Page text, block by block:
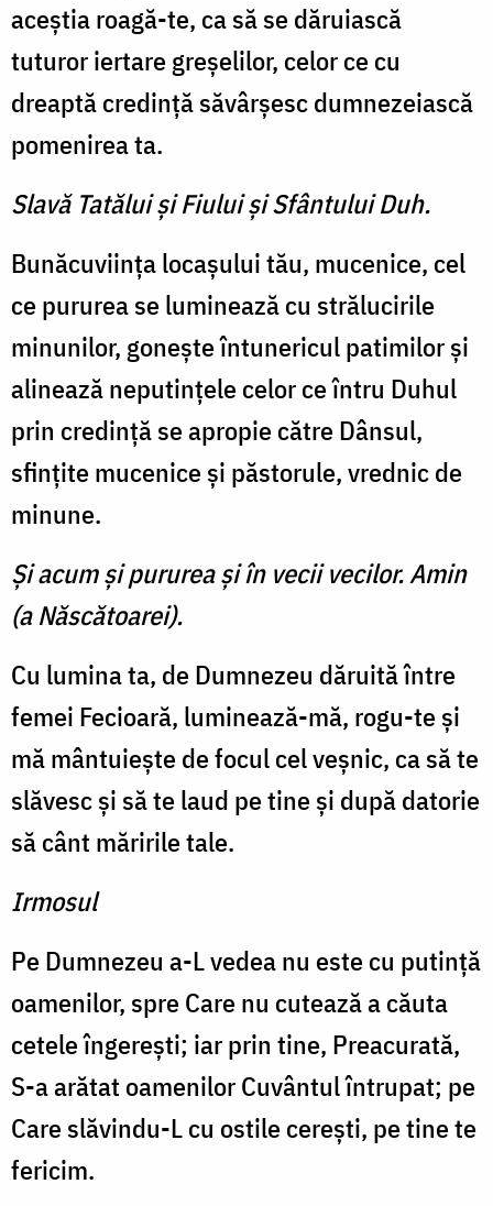
aceştia roagă-te, ca să se dăruiască
tuturor iertare greşelilor, celor ce cu
dreaptă credinţă săvârşesc dumnezeiască
pomenirea ta.
Slavă Tatălui şi Fiului şi Sfântului Duh.
Bunăcuviinţa locaşului tău, mucenice, cel
ce pururea se luminează cu strălucirile
minunilor, goneşte întunericul patimilor şi
alinează neputinţele celor ce întru Duhul
prin credinţă se apropie către Dânsul,
sfinţite mucenice şi păstorule, vrednic de
minune.
Şi acum şi pururea şi în vecii vecilor. Amin
(a Născătoarei).
Cu lumina ta, de Dumnezeu dăruită între
femei Fecioară, luminează-mă, rogu-te şi
mă mântuieşte de focul cel veşnic, ca să te
slăvesc şi să te laud pe tine şi după datorie
să cânt măririle tale.
Irmosul
Pe Dumnezeu a-L vedea nu este cu putinţă
oamenilor, spre Care nu cutează a căuta
cetele îngereşti; iar prin tine, Preacurată,
S-a arătat oamenilor Cuvântul întrupat; pe
Care slăvindu-L cu ostile cereşti, pe tine te
fericim.